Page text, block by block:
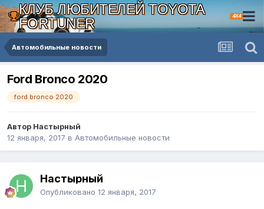
КЛУБ ЛЮБИТЕЛЕЙ TOYOTA
FORTUNER
4X4
Автомобильные новости
Ford Bronco 2020
ford bronco 2020
Автор Настырный
12 января, 2017 в Автомобильные новости
Настырный
Опубликовано 12 января, 2017